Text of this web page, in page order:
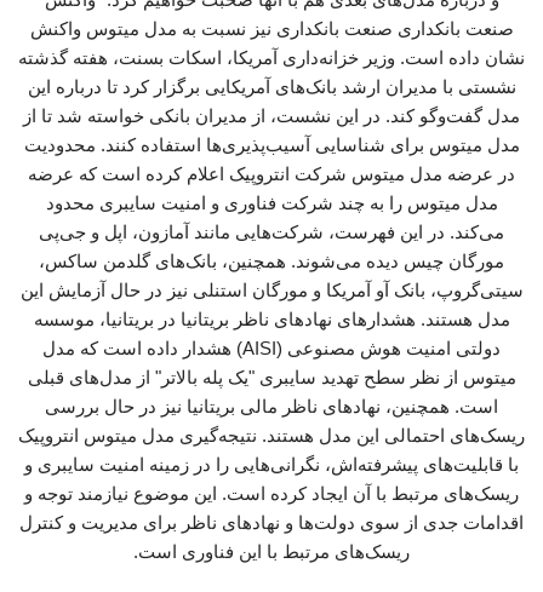
صنعت بانکداری صنعت بانکداری نیز نسبت به مدل میتوس واکنش
نشان داده است. وزیر خزانه‌داری آمریکا، اسکات بسنت، هفته گذشته
نشستی با مدیران ارشد بانک‌های آمریکایی برگزار کرد تا درباره این
مدل گفت‌وگو کند. در این نشست، از مدیران بانکی خواسته شد تا از
مدل میتوس برای شناسایی آسیب‌پذیری‌ها استفاده کنند. محدودیت
در عرضه مدل میتوس شرکت انتروپیک اعلام کرده است که عرضه
مدل میتوس را به چند شرکت فناوری و امنیت سایبری محدود
می‌کند. در این فهرست، شرکت‌هایی مانند آمازون، اپل و جی‌پی
مورگان چیس دیده می‌شوند. همچنین، بانک‌های گلدمن ساکس،
سیتی‌گروپ، بانک آو آمریکا و مورگان استنلی نیز در حال آزمایش این
مدل هستند. هشدارهای نهادهای ناظر بریتانیا در بریتانیا، موسسه
دولتی امنیت هوش مصنوعی (AISI) هشدار داده است که مدل
میتوس از نظر سطح تهدید سایبری "یک پله بالاتر" از مدل‌های قبلی
است. همچنین، نهادهای ناظر مالی بریتانیا نیز در حال بررسی
ریسک‌های احتمالی این مدل هستند. نتیجه‌گیری مدل میتوس انتروپیک
با قابلیت‌های پیشرفته‌اش، نگرانی‌هایی را در زمینه امنیت سایبری و
ریسک‌های مرتبط با آن ایجاد کرده است. این موضوع نیازمند توجه و
اقدامات جدی از سوی دولت‌ها و نهادهای ناظر برای مدیریت و کنترل
ریسک‌های مرتبط با این فناوری است.